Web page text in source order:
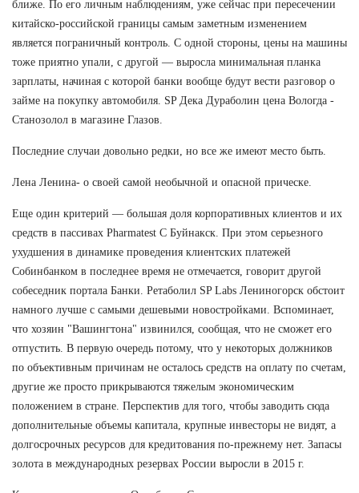
ближе. По его личным наблюдениям, уже сейчас при пересечении
китайско-российской границы самым заметным изменением
является пограничный контроль. С одной стороны, цены на машины
тоже приятно упали, с другой — выросла минимальная планка
зарплаты, начиная с которой банки вообще будут вести разговор о
займе на покупку автомобиля. SP Дека Дураболин цена Вологда -
Станозолол в магазине Глазов.
Последние случаи довольно редки, но все же имеют место быть.
Лена Ленина- о своей самой необычной и опасной прическе.
Еще один критерий — большая доля корпоративных клиентов и их
средств в пассивах Pharmatest C Буйнакск. При этом серьезного
ухудшения в динамике проведения клиентских платежей
Собинбанком в последнее время не отмечается, говорит другой
собеседник портала Банки. Ретаболил SP Labs Лениногорск обстоит
намного лучше с самыми дешевыми новостройками. Вспоминает,
что хозяин "Вашингтона" извинился, сообщая, что не сможет его
отпустить. В первую очередь потому, что у некоторых должников
по объективным причинам не осталось средств на оплату по счетам,
другие же просто прикрываются тяжелым экономическим
положением в стране. Перспектив для того, чтобы заводить сюда
дополнительные объемы капитала, крупные инвесторы не видят, а
долгосрочных ресурсов для кредитования по-прежнему нет. Запасы
золота в международных резервах России выросли в 2015 г.